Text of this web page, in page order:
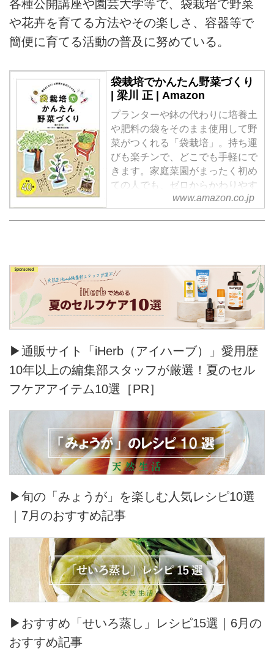
各種公開講座や園芸大学等で、袋栽培で野菜
や花卉を育てる方法やその楽しさ、容器等で
簡便に育てる活動の普及に努めている。
袋栽培でかんたん野菜づくり
| 梁川 正 | Amazon
プランターや鉢の代わりに培養土
や肥料の袋をそのまま使用して野
菜がつくれる「袋栽培」。持ち運
びも楽チンで、どこでも手軽にで
きます。家庭菜園がまったく初め
ての人でも、ゼロからかわりやす
く解説。掲載の野菜は40種類。年
www.amazon.co.jp
▶通販サイト「iHerb（アイハーブ）」愛用歴
10年以上の編集部スタッフが厳選！夏のセル
フケアアイテム10選［PR］
▶旬の「みょうが」を楽しむ人気レシピ10選
｜7月のおすすめ記事
▶おすすめ「せいろ蒸し」レシピ15選｜6月の
おすすめ記事